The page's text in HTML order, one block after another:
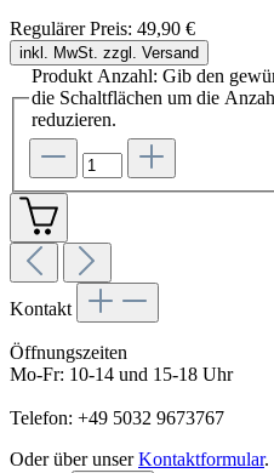
Regulärer Preis: 49,90 €
inkl. MwSt. zzgl. Versand
Produkt Anzahl: Gib den
die Schaltflächen um die
reduzieren.
Kontakt
Öffnungszeiten
Mo-Fr: 10-14 und 15-18 Uhr
Telefon: +49 5032 9673767
Oder über unserKontaktformular.